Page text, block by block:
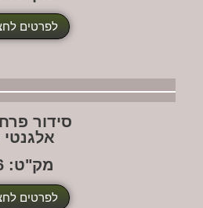
לפרטים לחצו כאן
סידור פרחי משי
אלגנטי לבן
מק"ט: 106
לפרטים לחצו כאן